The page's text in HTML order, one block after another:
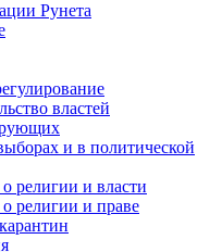
Рунета
властей
и в политической
религии и власти
религии и праве